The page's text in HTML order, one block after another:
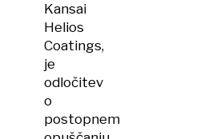
Kansai
Helios
Coatings,
je
odločitev
o
postopnem